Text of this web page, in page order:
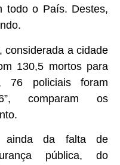
todo o País. Destes,
considerada a cidade
130,5 mortos para
76 policiais foram
comparam os
ainda da falta de
pública, do